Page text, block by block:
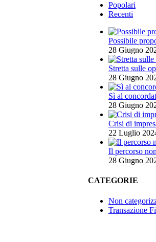
Popolari
Recenti
Possibile
28 Giugno
Stretta sulle
28 Giugno
Sì al
28 Giugno
Crisi di
22 Luglio
Il percorso
28 Giugno
CATEGORIE
Non
Transazione